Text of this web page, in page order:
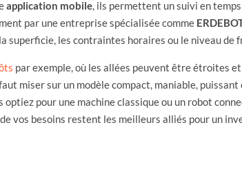
application mobile, ils permettent un suivi en
par une entreprise spécialisée comme
superficie, les contraintes horaires ou le niveau de
par exemple, où les allées peuvent être étroites
miser sur un modèle compact, maniable, puissant
pour une machine classique ou un robot
vos besoins restent les meilleurs alliés pour un